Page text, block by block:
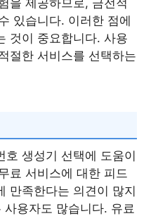
을 제공하므로, 금전적
있습니다. 이러한 점에
것이 중요합니다. 사용
절한 서비스를 선택하는
호 생성기 선택에 도움이
료 서비스에 대한 피드
만족한다는 의견이 많지
용자도 많습니다. 유료